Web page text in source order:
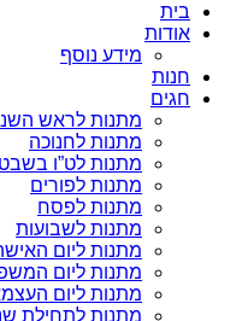
בית
אודות
מידע נוסף
חנות
חגים
מתנות לראש
מתנות לחנוכה
מתנות לט”ו בשבט
מתנות לפורים
מתנות לפסח
מתנות לשבועות
מתנות ליום
מתנות ליום
מתנות ליום
מתנות לתחילת